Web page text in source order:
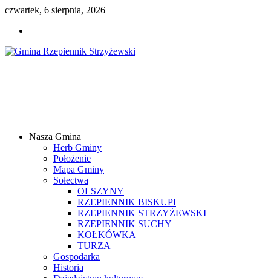
czwartek, 6 sierpnia, 2026
Samorządowy
Internetowy
Nasza Gmina
Herb Gminy
Położenie
Mapa Gminy
Sołectwa
OLSZYNY
RZEPIENNIK BISKUPI
RZEPIENNIK STRZYŻEWSKI
RZEPIENNIK SUCHY
KOŁKÓWKA
TURZA
Gospodarka
Historia